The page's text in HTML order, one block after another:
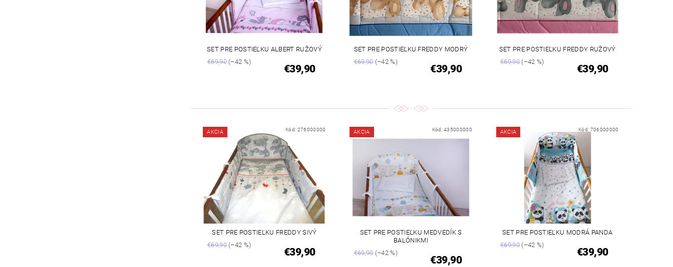
SET PRE POSTIEĽKU ALBERT RUŽOVÝ
€69,90(–42 %)
€39,90
SET PRE POSTIEĽKU FREDDY MODRÝ
€69,90(–42 %)
€39,90
SET PRE POSTIEĽKU FREDDY RUŽOVÝ
€69,90 (–42 %)
€39,90
AKCIA Kód: 276000000
SET PRE POSTIEĽKU FREDDY SIVÝ
€69,90(–42 %)
€39,90
AKCIA Kód:435000000
SET PRE POSTIEĽKU MEDVEDÍK S
BALÓNIKMI
€69,90(–42 %)
€39,90
AKCIA Kód: 706000000
SET PRE POSTIEĽKU MODRÁ PANDA
€69,90 (–42 %)
€39,90